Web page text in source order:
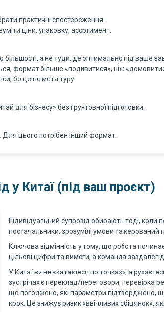
практичні спостереження.
ціни, упаковку, асортимент.
більшості, а не туди, де оптимально під ваше
формат більше «подивитися», ніж
бо це не мета туру.
для бізнесу» без ґрунтовної підготовки.
цього потрібен інший формат.
у Китаї (під ваш проєкт)
Індивідуальний супровід обирають тоді, коли
постачальники, зрозумілі умови та керований
Ключова відмінність у тому, що робота
цільові цифри та вимоги, а команда
У Китаї ви не «катаєтеся по точках», а
зустрічах є переклад/переговори, перевірка
що погоджено, які параметри підтверджено,
крок. Це знижує ризик «ввічливих обіцянок»,